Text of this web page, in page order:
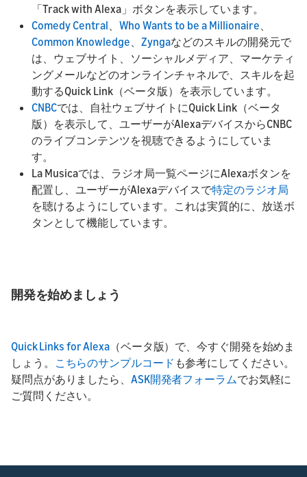
「Track with Alexa」ボタンを表示しています。
Comedy Central
Who Wants to be a Millionaire
Common Knowledge
Zyngaなどのスキルの開発元で
は、ウェブサイト、ソーシャルメディア、マーケティ
ングメールなどのオンラインチャネルで、スキルを起
動するQuick Link（ベータ版）を表示しています。
CNBCでは、自社ウェブサイトにQuick Link（ベータ
版）を表示して、ユーザーがAlexaデバイスからCNBC
のライブコンテンツを視聴できるようにしていま
す。
La Musicaでは、ラジオ局一覧ページにAlexaボタンを
配置し、ユーザーがAlexaデバイスで特定のラジオ局
を聴けるようにしています。これは実質的に、放送ボ
タンとして機能しています。
開発を始めましょう
Quick Links for Alexa（ベータ版）で、今すぐ開発を始めま
しょう。
こちらのサンプルコード も参考にしてください。
疑問点がありましたら、 ASK開発者フォーラムでお気軽に
ご質問ください。